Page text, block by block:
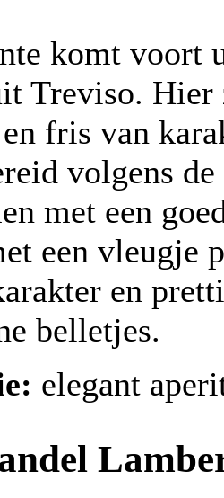
komt voort
Treviso.
fris van
volgens
met een
een vleugje
en
belletjes.
elegant